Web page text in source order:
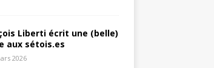
Liberti écrit une (belle)
aux sétois.es
2026